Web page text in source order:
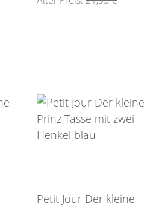
Petit Jour Der kleine